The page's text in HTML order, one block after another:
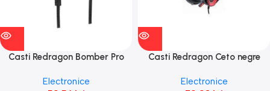
Casti Redragon Bomber Pro
Electronice
Casti Redragon Ceto negre
Electronice